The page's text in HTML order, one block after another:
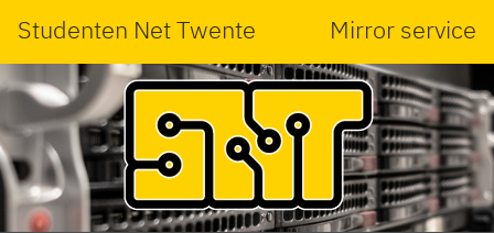
Studenten Net Twente Mirror service